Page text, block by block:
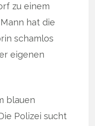
zu einem
hat die
schamlos
eigenen
blauen
Polizei sucht